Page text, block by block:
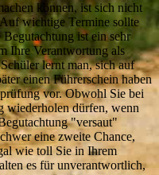
können, ist sich nicht
wichtige Termine sollte
ist ein sehr
Ihre Verantwortung als
lernt man, sich auf
einen Führerschein haben
vor. Obwohl Sie bei
wiederholen dürfen, wenn
"versaut"
eine zweite Chance,
wie toll Sie in Ihrem
es für unverantwortlich,